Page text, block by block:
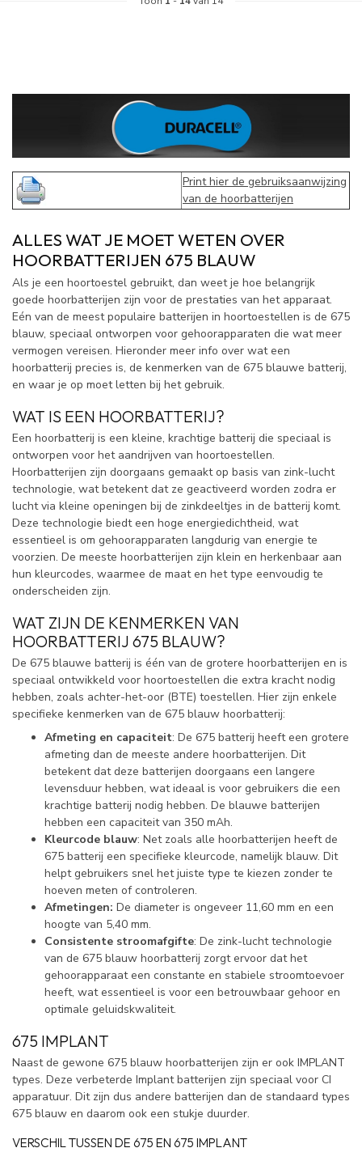
Print hier de gebruiksaanwijzing
van de hoorbatterijen
ALLES WAT JE MOET WETEN OVER
HOORBATTERIJEN 675 BLAUW
Als je een hoortoestel gebruikt, dan weet je hoe belangrijk
goede hoorbatterijen zijn voor de prestaties van het apparaat.
Eén van de meest populaire batterijen in hoortoestellen is de 675
blauw, speciaal ontworpen voor gehoorapparaten die wat meer
vermogen vereisen. Hieronder meer info over wat een
hoorbatterij precies is, de kenmerken van de 675 blauwe batterij,
en waar je op moet letten bij het gebruik.
WAT IS EEN HOORBATTERIJ?
Een hoorbatterij is een kleine, krachtige batterij die speciaal is
ontworpen voor het aandrijven van hoortoestellen.
Hoorbatterijen zijn doorgaans gemaakt op basis van zink-lucht
technologie, wat betekent dat ze geactiveerd worden zodra er
lucht via kleine openingen bij de zinkdeeltjes in de batterij komt.
Deze technologie biedt een hoge energiedichtheid, wat
essentieel is om gehoorapparaten langdurig van energie te
voorzien. De meeste hoorbatterijen zijn klein en herkenbaar aan
hun kleurcodes, waarmee de maat en het type eenvoudig te
onderscheiden zijn.
WAT ZIJN DE KENMERKEN VAN
HOORBATTERIJ 675 BLAUW?
De 675 blauwe batterij is één van de grotere hoorbatterijen en is
speciaal ontwikkeld voor hoortoestellen die extra kracht nodig
hebben, zoals achter-het-oor (BTE) toestellen. Hier zijn enkele
specifieke kenmerken van de 675 blauw hoorbatterij:
Afmeting en capaciteit: De 675 batterij heeft een grotere
afmeting dan de meeste andere hoorbatterijen. Dit
betekent dat deze batterijen doorgaans een langere
levensduur hebben, wat ideaal is voor gebruikers die een
krachtige batterij nodig hebben. De blauwe batterijen
hebben een capaciteit van 350 mAh.
Kleurcode blauw: Net zoals alle hoorbatterijen heeft de
675 batterij een specifieke kleurcode, namelijk blauw. Dit
helpt gebruikers snel het juiste type te kiezen zonder te
hoeven meten of controleren.
Afmetingen: De diameter is ongeveer 11,60 mm en een
hoogte van 5,40 mm.
Consistente stroomafgifte: De zink-lucht technologie
van de 675 blauw hoorbatterij zorgt ervoor dat het
gehoorapparaat een constante en stabiele stroomtoevoer
heeft, wat essentieel is voor een betrouwbaar gehoor en
optimale geluidskwaliteit.
675 IMPLANT
Naast de gewone 675 blauw hoorbatterijen zijn er ook IMPLANT
types. Deze verbeterde Implant batterijen zijn speciaal voor CI
apparatuur. Dit zijn dus andere batterijen dan de standaard types
675 blauw en daarom ook een stukje duurder.
VERSCHIL TUSSEN DE 675 EN 675 IMPLANT